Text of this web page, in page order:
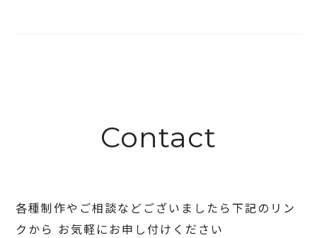
Contact
各種制作やご相談などございましたら下記のリン
クから お気軽にお申し付けください